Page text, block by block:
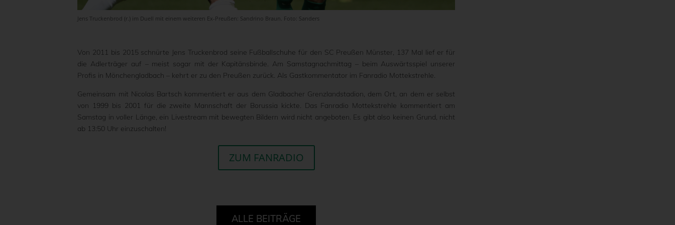
Jens Truckenbrod (r.) im Duell mit einem weiteren Ex-Preußen: Sandrino Braun. Foto: Sanders
Von 2011 bis 2015 schnürte Jens Truckenbrod seine Fußballschuhe für den SC Preußen Münster, 137 Mal lief er für
die Adlerträger auf – meist sogar mit der Kapitänsbinde. Am Samstagnachmittag – beim Auswärtsspiel unserer
Profis in Mönchengladbach – kehrt er zu den Preußen zurück. Als Gastkommentator im Fanradio Mottekstrehle.
Gemeinsam mit Nicolas Bartsch kommentiert er aus dem Gladbacher Grenzlandstadion, dem Ort, an dem er selbst
von 1999 bis 2001 für die zweite Mannschaft der Borussia kickte. Das Fanradio Mottekstrehle kommentiert am
Samstag in voller Länge, ein Livestream mit bewegten Bildern wird nicht angeboten. Es gibt also keinen Grund, nicht
ab 13:50 Uhr einzuschalten!
ZUM FANRADIO
ALLE BEITRÄGE